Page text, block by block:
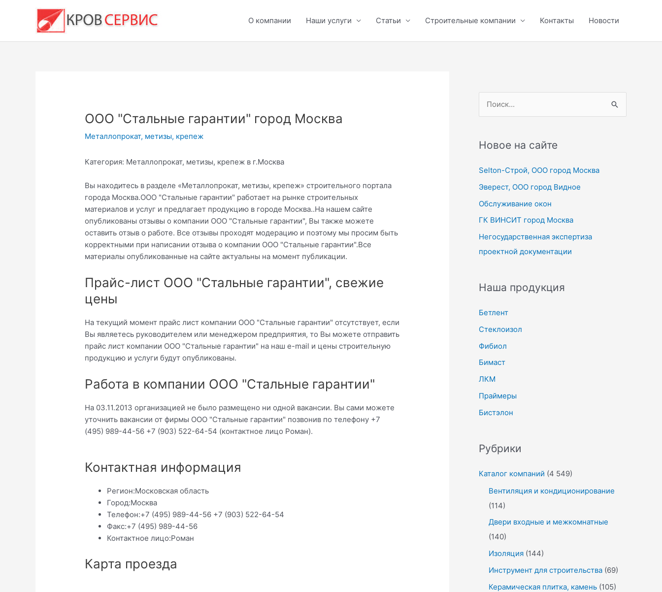
содержимому
О компании Наши услуги Статьи Строительные компании Контакты Новости
ООО "Стальные гарантии" город Москва
Металлопрокат, метизы, крепеж
Категория: Металлопрокат, метизы, крепеж в г.Москва
Вы находитесь в разделе «Металлопрокат, метизы, крепеж» строительного портала
города Москва.ООО "Стальные гарантии" работает на рынке строительных
материалов и услуг и предлагает продукцию в городе Москва..На нашем сайте
опубликованы отзывы о компании ООО "Стальные гарантии", Вы также можете
оставить отзыв о работе. Все отзывы проходят модерацию и поэтому мы просим быть
корректными при написании отзыва о компании ООО "Стальные гарантии".Все
материалы опубликованные на сайте актуальны на момент публикации.
Прайс-лист ООО "Стальные гарантии", свежие
цены
На текущий момент прайс лист компании ООО "Стальные гарантии" отсутствует, если
Вы являетесь руководителем или менеджером предприятия, то Вы можете отправить
прайс лист компании ООО "Стальные гарантии" на наш e-mail и цены строительную
продукцию и услуги будут опубликованы.
Работа в компании ООО "Стальные гарантии"
На 03.11.2013 организацией не было размещено ни одной вакансии. Вы сами можете
уточнить вакансии от фирмы ООО "Стальные гарантии" позвонив по телефону +7
(495) 989-44-56 +7 (903) 522-64-54 (контактное лицо Роман).
Контактная информация
Регион:Московская область
Город:Москва
Телефон:+7 (495) 989-44-56 +7 (903) 522-64-54
Факс:+7 (495) 989-44-56
Контактное лицо:Роман
Карта проезда
с
:
Новое на сайте
Selton-Строй, OOO город Москва
Эверест, ООО город Видное
Обслуживание окон
ГК ВИНСИТ город Москва
Негосударственная экспертиза
проектной документации
Наша продукция
Бетлент
Стеклоизол
Фибиол
Бимаст
ЛКМ
Праймеры
Бистэлон
Рубрики
Каталог компаний (4 549)
Вентиляция и кондиционирование
(114)
Двери входные и межкомнатные
(140)
Изоляция (144)
Инструмент для строительства (69)
Керамическая плитка, камень (105)